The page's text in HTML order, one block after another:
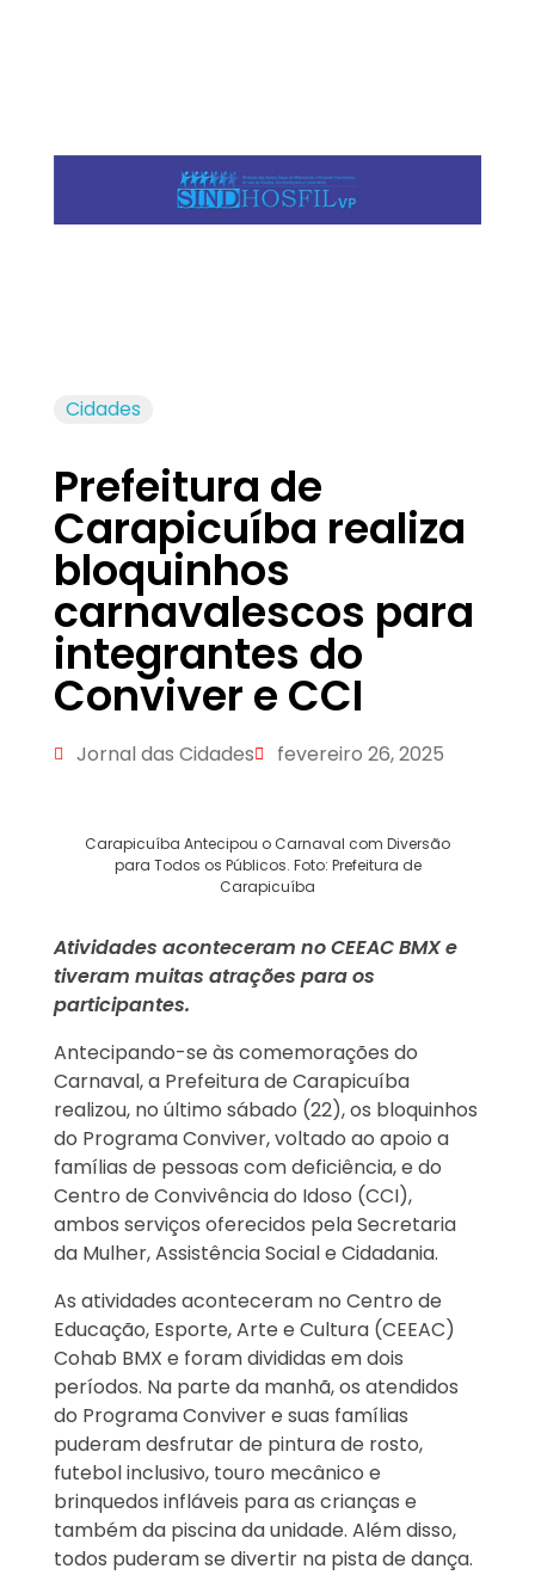
Cidades
Prefeitura de
Carapicuíba realiza
bloquinhos
carnavalescos para
integrantes do
Conviver e CCI
Jornal das Cidades fevereiro 26, 2025
Carapicuíba Antecipou o Carnaval com Diversão
para Todos os Públicos. Foto: Prefeitura de
Carapicuíba
Atividades aconteceram no CEEAC BMX e
tiveram muitas atrações para os
participantes.
Antecipando-se às comemorações do
Carnaval, a Prefeitura de Carapicuíba
realizou, no último sábado (22), os bloquinhos
do Programa Conviver, voltado ao apoio a
famílias de pessoas com deficiência, e do
Centro de Convivência do Idoso (CCI),
ambos serviços oferecidos pela Secretaria
da Mulher, Assistência Social e Cidadania.
As atividades aconteceram no Centro de
Educação, Esporte, Arte e Cultura (CEEAC)
Cohab BMX e foram divididas em dois
períodos. Na parte da manhã, os atendidos
do Programa Conviver e suas famílias
puderam desfrutar de pintura de rosto,
futebol inclusivo, touro mecânico e
brinquedos infláveis para as crianças e
também da piscina da unidade. Além disso,
todos puderam se divertir na pista de dança.